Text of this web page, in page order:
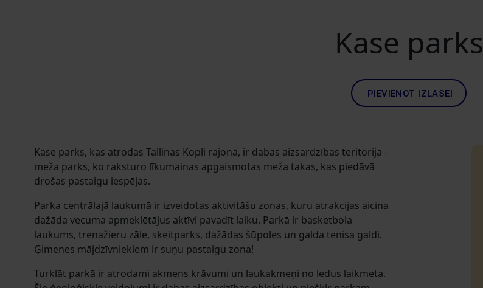
Kase parks
PIEVIENOT IZLASEI
Kase parks, kas atrodas Tallinas Kopli rajonā, ir dabas aizsardzības teritorija -
meža parks, ko raksturo līkumainas apgaismotas meža takas, kas piedāvā
drošas pastaigu iespējas.
Parka centrālajā laukumā ir izveidotas aktivitāšu zonas, kuru atrakcijas aicina
dažāda vecuma apmeklētājus aktīvi pavadīt laiku. Parkā ir basketbola
laukums, trenažieru zāle, skeitparks, dažādas šūpoles un galda tenisa galdi.
Ģimenes mājdzīvniekiem ir suņu pastaigu zona!
Turklāt parkā ir atrodami akmens krāvumi un laukakmeņi no ledus laikmeta.